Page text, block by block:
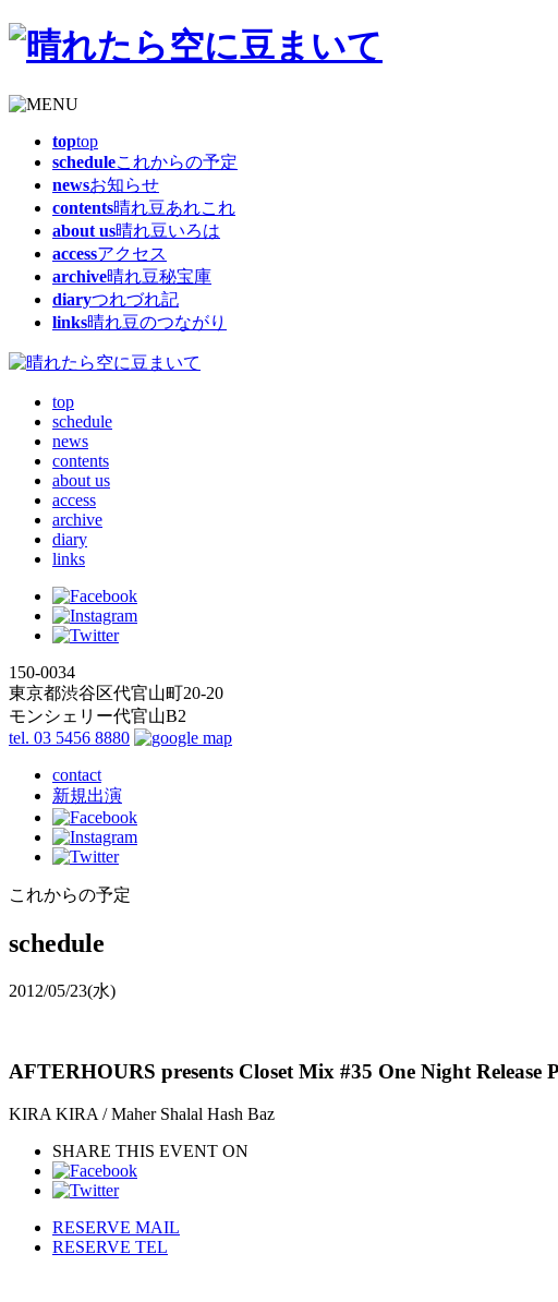
toptop
scheduleこれからの予定
newsお知らせ
contents晴れ豆あれこれ
about us晴れ豆いろは
accessアクセス
archive晴れ豆秘宝庫
diaryつれづれ記
links晴れ豆のつながり
top
schedule
news
contents
about us
access
archive
diary
links
150-0034
東京都渋谷区代官山町20-20
モンシェリー代官山B2
tel. 03 5456 8880
contact
新規出演
これからの予定
schedule
2012/05/23(水)
AFTERHOURS presents Closet Mix #35 One Night
KIRA KIRA / Maher Shalal Hash Baz
SHARE THIS EVENT ON
RESERVE MAIL
RESERVE TEL